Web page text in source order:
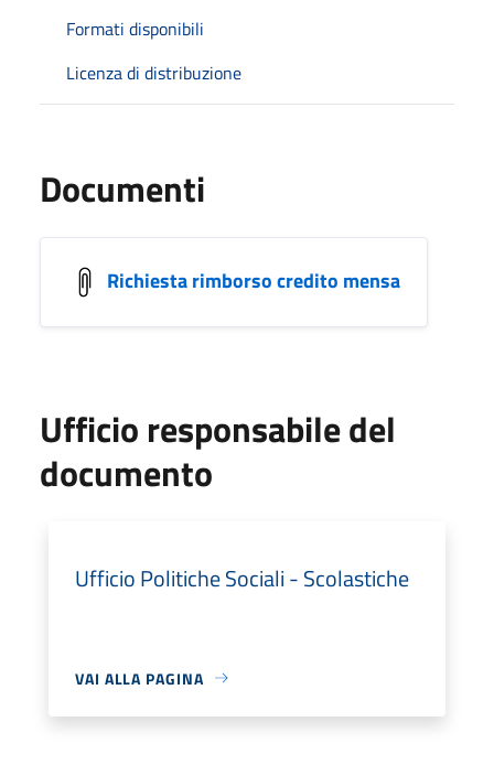
Formati disponibili
Licenza di distribuzione
Documenti
Richiesta rimborso credito mensa
Ufficio responsabile del
documento
Ufficio Politiche Sociali - Scolastiche
VAI ALLA PAGINA